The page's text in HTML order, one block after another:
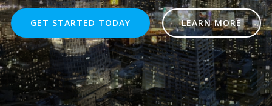
GET STARTED TODAY LEARN MORE